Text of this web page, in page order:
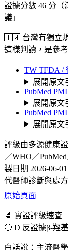
證據分數 46 分
議」
🇹🇼 台灣有獨立
這樣判讀，是參
TW TFDA /
展開原文
PubMed
展開原文
PubMed
展開原文
評級由多源健康
／WHO／
製日期 2026-06-
代醫師診斷與處方
原始頁面
🔬 實證評級速查
🔴 D 反證據β-羥
白話說：主流醫